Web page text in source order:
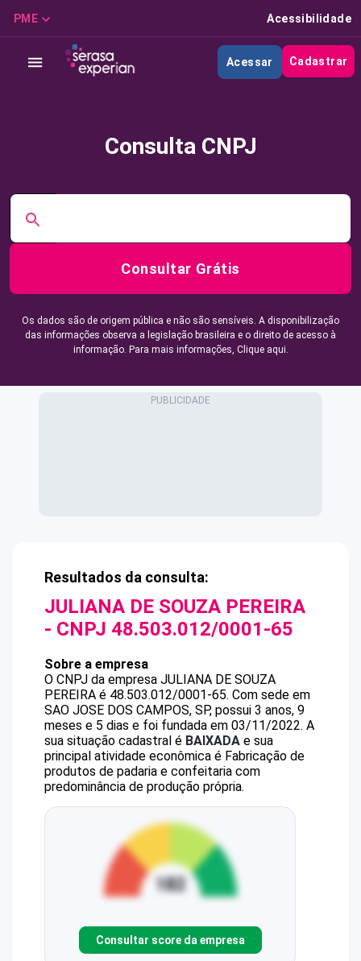
PME Acessibilidade
Acessar Cadastrar
Consulta CNPJ
Consultar Grátis
Os dados são de origem pública e não são sensíveis. A disponibilização
das informações observa a legislação brasileira e o direito de acesso à
informação. Para mais informações, Clique aqui.
Resultados da consulta:
JULIANA DE SOUZA PEREIRA
- CNPJ 48.503.012/0001-65
Sobre a empresa
O CNPJ da empresa JULIANA DE SOUZA
PEREIRA é 48.503.012/0001-65. Com sede em
SAO JOSE DOS CAMPOS, SP, possui 3 anos, 9
meses e 5 dias e foi fundada em 03/11/2022. A
sua situação cadastral é BAIXADA e sua
principal atividade econômica é Fabricação de
produtos de padaria e confeitaria com
predominância de produção própria.
Consultar score da empresa